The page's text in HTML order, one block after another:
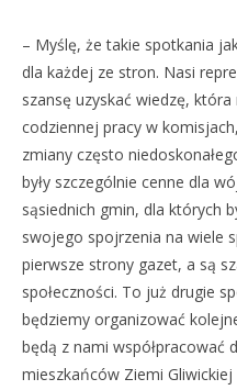
– Myślę, że takie spotkania
dla każdej ze stron. Nasi
szansę uzyskać wiedzę,
codziennej pracy w
zmiany często
były szczególnie cenne dla
sąsiednich gmin, dla których
swojego spojrzenia na wiele
pierwsze strony gazet, a są
społeczności. To już drugie
będziemy organizować
będą z nami współpracować
mieszkańców Ziemi